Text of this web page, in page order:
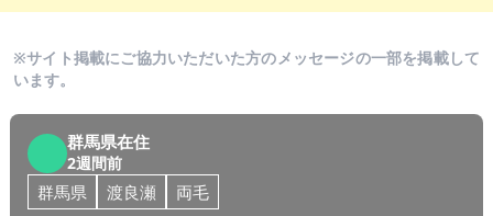
※サイト掲載にご協力いただいた方のメッセージの一部を掲載して
います。
群馬県在住
2週間前
群馬県 渡良瀬
両毛